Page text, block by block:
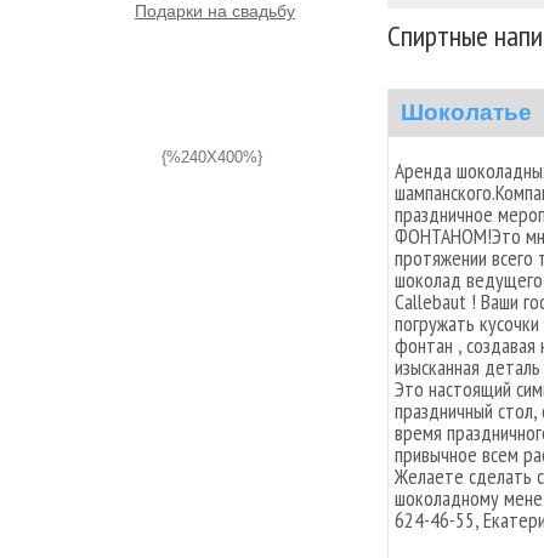
Подарки на свадьбу
{%240X400%}
Спиртные
Шоколатье
Аренда
праздничное
ФОНТАНОМ!Это
протяжении всего
шоколад
Callebaut ! Ваши
погружать
фонтан ,
изысканная
Это настоящий
праздничный
время
привычное всем
Желаете сделать
шоколадному
624-46-55,